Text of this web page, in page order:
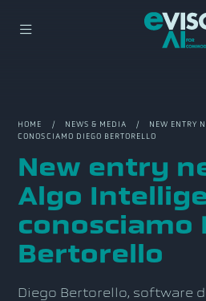
HOME / NEWS & MEDIA / NEW ENTRY
CONOSCIAMO DIEGO BERTORELLO
New entry
Algo
conosciamo
Bertorello
Diego Bertorello, software